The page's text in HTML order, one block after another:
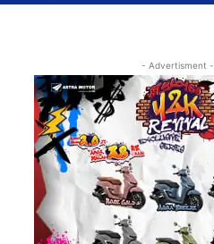
- Advertisment -